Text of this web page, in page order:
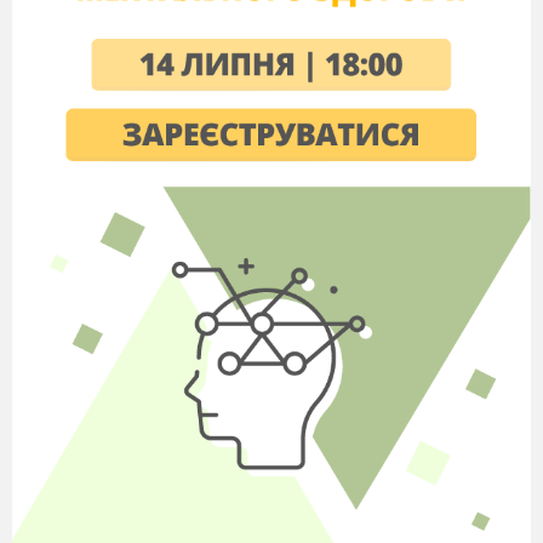
Швидка музика
(слухає дітей, заглядає у вуха…)
- Всі веселі та здорові
І до свята всі готові!
Ми сучасні діти,
Все повинні вміти:
Множити, ділити.
Ще повинні вміти
Рідний край любити.
Школу і родину.
Вільну Україну.
Я прийшов до школи вчитись,
Бо поставив за мету:
скоро стану президентом,
тільки трішки підросту.
Я також прийшов учитись,
Бо вже вирішив давно:
Буду, мабуть, футболістом,